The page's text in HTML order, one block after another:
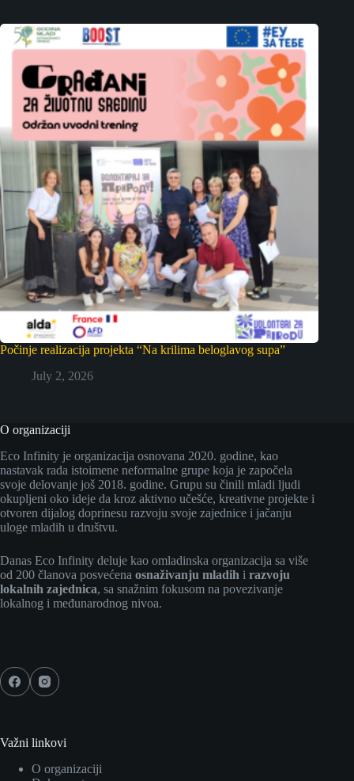
Počinje realizacija projekta “Na krilima beloglavog supa”
July 2, 2026
O organizaciji
Eco Infinity je organizacija osnovana 2020. godine, kao
nastavak rada istoimene neformalne grupe koja je započela
svoje delovanje još 2018. godine. Grupu su činili mladi ljudi
okupljeni oko ideje da kroz aktivno učešće, kreativne projekte i
otvoren dijalog doprinesu razvoju svoje zajednice i jačanju
uloge mladih u društvu.
Danas Eco Infinity deluje kao omladinska organizacija sa više
od 200 članova posvećena osnaživanju mladih i razvoju
lokalnih zajednica, sa snažnim fokusom na povezivanje
lokalnog i međunarodnog nivoa.
Važni linkovi
O organizaciji